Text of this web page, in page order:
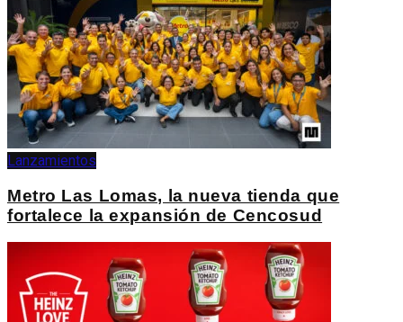
Lanzamientos
Metro Las Lomas, la nueva tienda que
fortalece la expansión de Cencosud